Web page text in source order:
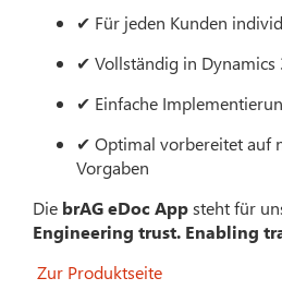
✔ Für jeden Kunden
✔ Vollständig in Dynamics
✔ Einfache
✔ Optimal vorbereitet auf
Vorgaben
Die brAG eDoc Appsteht für
Engineering trust. Enabling
Zur Produktseite